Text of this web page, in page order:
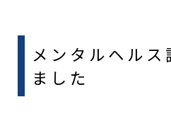
メンタルヘルス
ました